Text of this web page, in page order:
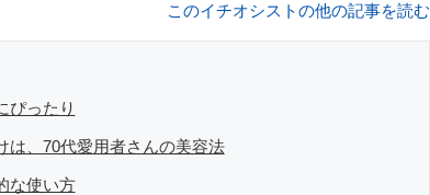
このイチオシストの他の記事を読む
ぴったり
は、70代愛用者さんの美容法
な使い方